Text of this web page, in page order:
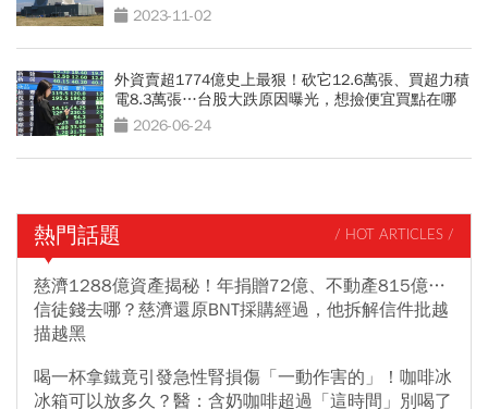
2023-11-02
外資賣超1774億史上最狠！砍它12.6萬張、買超力積
電8.3萬張…台股大跌原因曝光，想撿便宜買點在哪
2026-06-24
熱門話題 / HOT ARTICLES /
慈濟1288億資產揭秘！年捐贈72億、不動產815億…
信徒錢去哪？慈濟還原BNT採購經過，他拆解信件批越
描越黑
喝一杯拿鐵竟引發急性腎損傷「一動作害的」！咖啡冰
冰箱可以放多久？醫：含奶咖啡超過「這時間」別喝了